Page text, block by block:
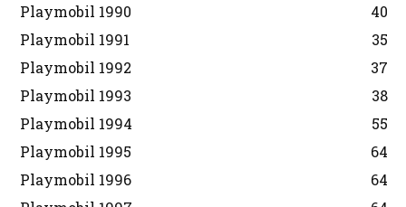
Playmobil 1990
40
Playmobil 1991
35
Playmobil 1992
37
Playmobil 1993
38
Playmobil 1994
55
Playmobil 1995
64
Playmobil 1996
64